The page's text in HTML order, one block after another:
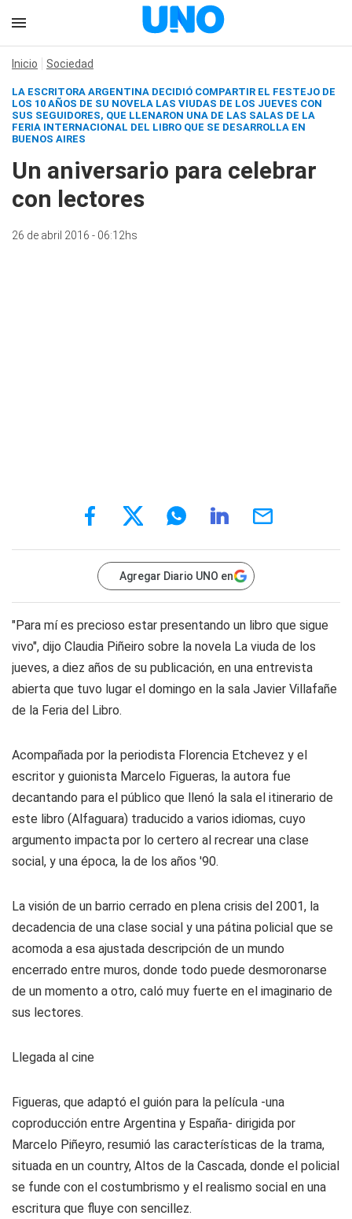
Inicio Sociedad
LA ESCRITORA ARGENTINA DECIDIÓ COMPARTIR EL FESTEJO DE
LOS 10 AÑOS DE SU NOVELA LAS VIUDAS DE LOS JUEVES CON
SUS SEGUIDORES, QUE LLENARON UNA DE LAS SALAS DE LA
FERIA INTERNACIONAL DEL LIBRO QUE SE DESARROLLA EN
BUENOS AIRES
Un aniversario para celebrar
con lectores
26 de abril 2016 - 06:12hs
Agregar Diario UNO en
"Para mí es precioso estar presentando un libro que sigue
vivo", dijo Claudia Piñeiro sobre la novela La viuda de los
jueves, a diez años de su publicación, en una entrevista
abierta que tuvo lugar el domingo en la sala Javier Villafañe
de la Feria del Libro.
Acompañada por la periodista Florencia Etchevez y el
escritor y guionista Marcelo Figueras, la autora fue
decantando para el público que llenó la sala el itinerario de
este libro (Alfaguara) traducido a varios idiomas, cuyo
argumento impacta por lo certero al recrear una clase
social, y una época, la de los años '90.
La visión de un barrio cerrado en plena crisis del 2001, la
decadencia de una clase social y una pátina policial que se
acomoda a esa ajustada descripción de un mundo
encerrado entre muros, donde todo puede desmoronarse
de un momento a otro, caló muy fuerte en el imaginario de
sus lectores.
Llegada al cine
Figueras, que adaptó el guión para la película -una
coproducción entre Argentina y España- dirigida por
Marcelo Piñeyro, resumió las características de la trama,
situada en un country, Altos de la Cascada, donde el policial
se funde con el costumbrismo y el realismo social en una
escritura que fluye con sencillez.